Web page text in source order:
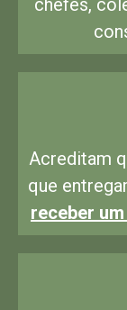
chefes,
Acreditam
que
receber